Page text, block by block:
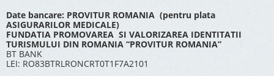
Date bancare: PROVITUR ROMANIA (pentru plata
ASIGURARILOR MEDICALE)
FUNDATIA PROMOVAREA SI VALORIZAREA IDENTITATII
TURISMULUI DIN ROMANIA “PROVITUR ROMANIA”
BT BANK
LEI: RO83BTRLRONCRT0T1F7A2101